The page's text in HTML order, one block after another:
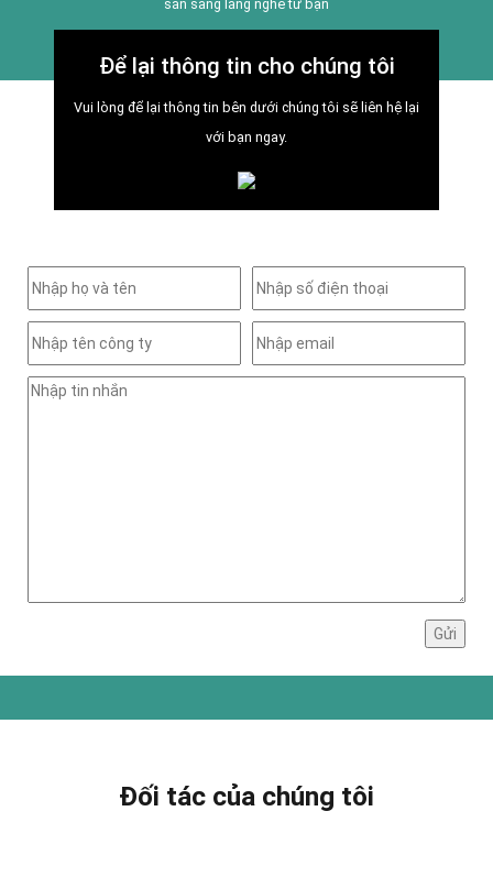
sẵn sàng lắng nghe từ bạn
Để lại thông tin cho chúng tôi
Vui lòng để lại thông tin bên dưới chúng tôi sẽ liên hệ lại
với bạn ngay.
Đối tác của chúng tôi